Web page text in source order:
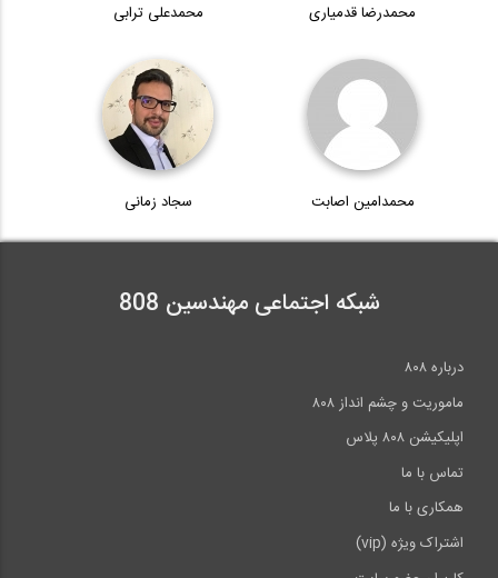
چگونه یک سازه تنسگریتی یا کش‌بستی...
تحلیل دال کف در نرم افزار ELPLA
محمدرضا قدمیاری محمدعلی ترابی
محمدامین اصابت سجاد زمانی
شبکه اجتماعی مهندسین 808
درباره ۸۰۸
ماموریت و چشم انداز ۸۰۸
اپلیکیشن ۸۰۸ پلاس
تماس با ما
همکاری با ما
اشتراک ویژه (vip)